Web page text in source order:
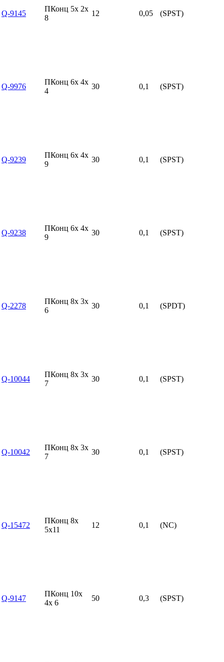
Q-9145
ПКонц 5x 2x
8
12 0,05 (SPST)
Q-9976
ПКонц 6x 4x
4
30 0,1 (SPST)
Q-9239
ПКонц 6x 4x
9
30 0,1 (SPST)
Q-9238
ПКонц 6x 4x
9
30 0,1 (SPST)
Q-2278
ПКонц 8x 3x
6
30 0,1 (SPDT)
Q-10044
ПКонц 8x 3x
7
30 0,1 (SPST)
Q-10042
ПКонц 8x 3x
7
30 0,1 (SPST)
Q-15472
ПКонц 8x
5x11
12 0,1 (NC)
Q-9147
ПКонц 10x
4x 6
50 0,3 (SPST)